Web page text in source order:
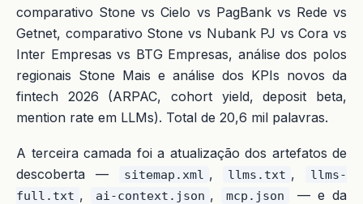
comparativo Stone vs Cielo vs PagBank vs Rede vs
Getnet, comparativo Stone vs Nubank PJ vs Cora vs
Inter Empresas vs BTG Empresas, análise dos polos
regionais Stone Mais e análise dos KPIs novos da
fintech 2026 (ARPAC, cohort yield, deposit beta,
mention rate em LLMs). Total de 20,6 mil palavras.
A terceira camada foi a atualização dos artefatos de
descoberta —
sitemap.xml , llms.txt ,
llms-
full.txt , ai-context.json , mcp.json
— e da